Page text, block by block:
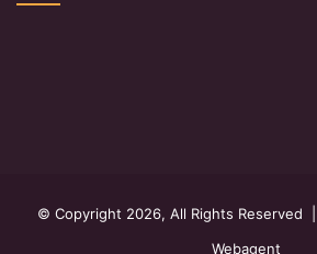
© Copyright 2026, All Rights Reserved |
Webagent